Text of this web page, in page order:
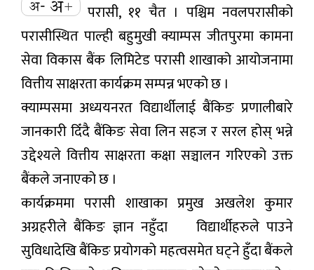
परासी, ११ चैत । पश्चिम नवलपरासीको
परासीस्थित पाल्ही बहुमुखी क्याम्पस जीतपुरमा कामना
सेवा विकास बैंक लिमिटेड परासी शाखाको आयोजनामा
वित्तीय साक्षरता कार्यक्रम सम्पन्न भएको छ ।
क्याम्पसमा अध्ययनरत विद्यार्थीलाई बैंकिङ प्रणालीबारे
जानकारी दिँदै बैंकिङ सेवा लिन सहज र सरल होस् भन्ने
उद्देश्यले वित्तीय साक्षरता कक्षा सञ्चालन गरिएको उक्त
बैंकले जनाएको छ ।
कार्यक्रममा परासी शाखाका प्रमुख अखलेश कुमार
अग्रहरीले बैंकिङ ज्ञान नहुँदा विद्यार्थीहरुले पाउने
सुविधादेखि बैंकिङ प्रयोगको महत्वसमेत घट्ने हुँदा बैंकले